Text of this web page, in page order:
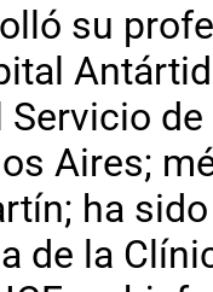
su
Aires;
ha
de la